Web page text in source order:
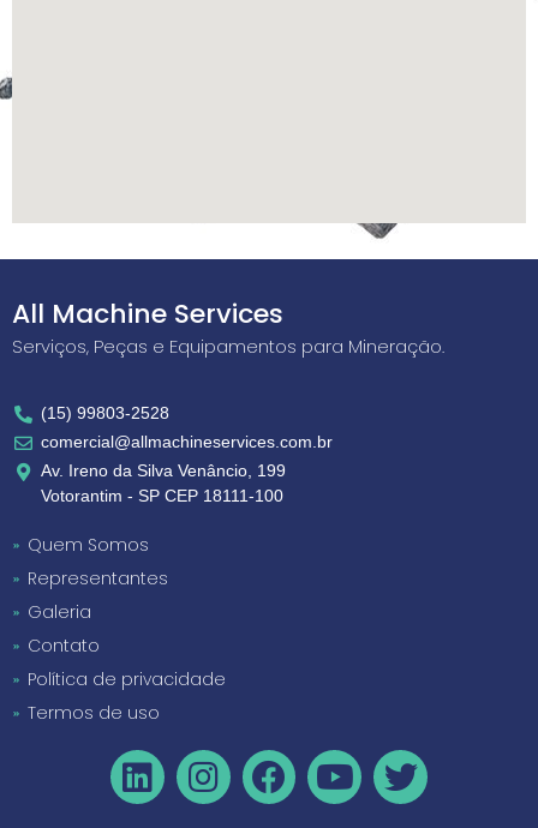
All Machine Services
Serviços, Peças e Equipamentos para Mineração.
(15) 99803-2528
comercial@allmachineservices.com.br
Av. Ireno da Silva Venâncio, 199
Votorantim - SP CEP 18111-100
Quem Somos
Representantes
Galeria
Contato
Política de privacidade
Termos de uso